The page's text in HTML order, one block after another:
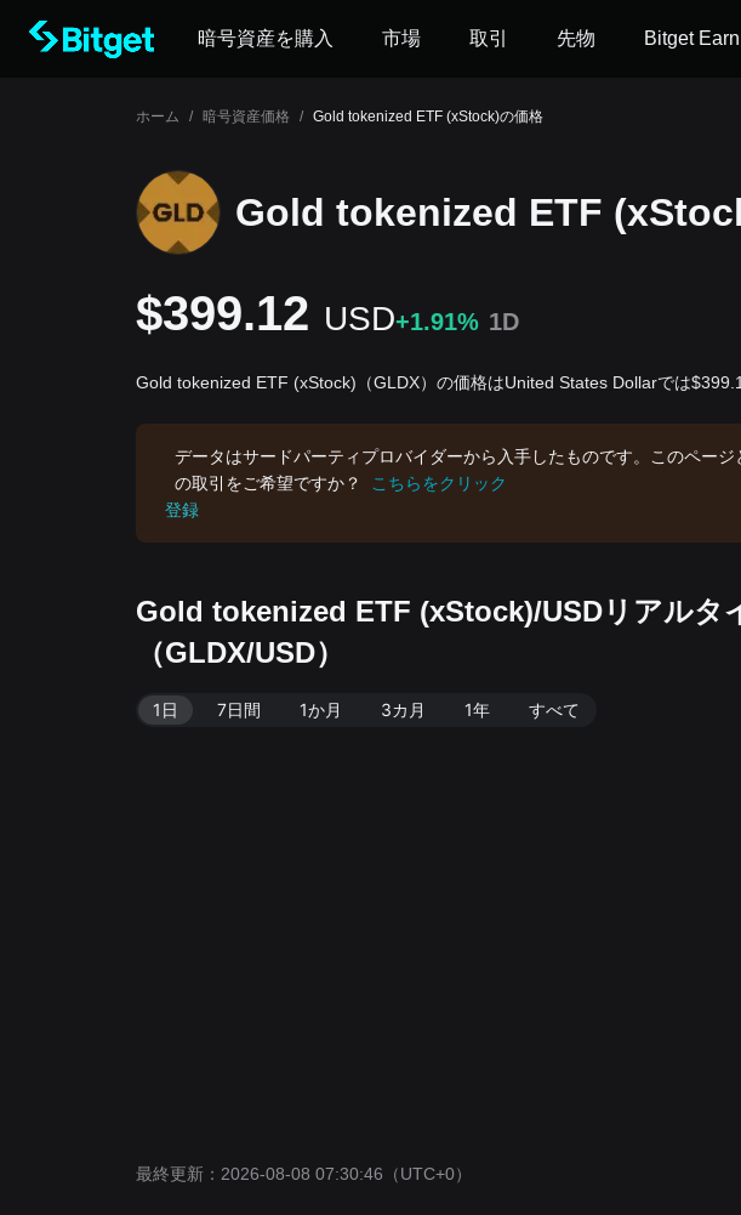
暗号資産を購入 市場 取引 先物 Bitget Earn
ホーム / 暗号資産価格 / Gold tokenized ETF (xStock)の価格
Gold tokenized ETF
$399.12 USD+1.91% 1D
Gold tokenized ETF (xStock)（GLDX）の価格はUnited States Dollarでは
データはサードパーティプロバイダーから入手したものです。このペー
の取引をご希望ですか？
こちらをクリック
登録
Gold tokenized ETF (xStock)/USDリアルタ
（GLDX/USD）
1日 7日間 1か月 3カ月 1年 すべて
最終更新：2026-08-08 07:30:46 （UTC+0）